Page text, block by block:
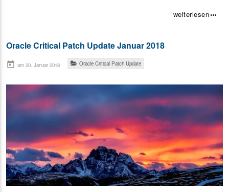
weiterlesenmore_horiz
Oracle Critical Patch Update Januar 2018
today am 20. Januar 2018 Oracle Critical Patch Update